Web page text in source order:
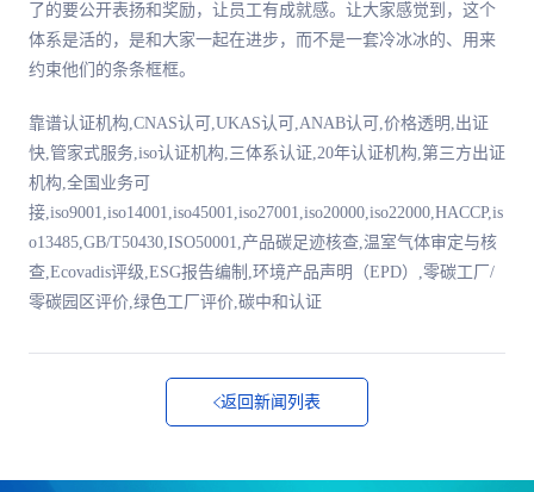
了的要公开表扬和奖励，让员工有成就感。让大家感觉到，这个
体系是活的，是和大家一起在进步，而不是一套冷冰冰的、用来
约束他们的条条框框。
靠谱认证机构,CNAS认可,UKAS认可,ANAB认可,价格透明,出证
快,管家式服务,iso认证机构,三体系认证,20年认证机构,第三方出证
机构,全国业务可
接,iso9001,iso14001,iso45001,iso27001,iso20000,iso22000,HACCP,is
o13485,GB/T50430,ISO50001,产品碳足迹核查,温室气体审定与核
查,Ecovadis评级,ESG报告编制,环境产品声明（EPD）,零碳工厂/
零碳园区评价,绿色工厂评价,碳中和认证
返回新闻列表